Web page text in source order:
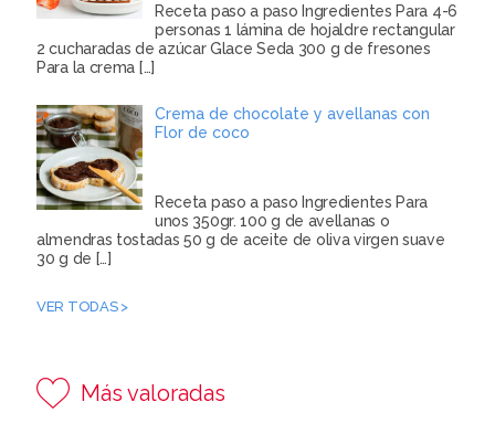
Receta paso a paso Ingredientes Para 4-6
personas 1 lámina de hojaldre rectangular
2 cucharadas de azúcar Glace Seda 300 g de fresones
Para la crema […]
Crema de chocolate y avellanas con
Flor de coco
Receta paso a paso Ingredientes Para
unos 350gr. 100 g de avellanas o
almendras tostadas 50 g de aceite de oliva virgen suave
30 g de […]
VER TODAS >
Más valoradas